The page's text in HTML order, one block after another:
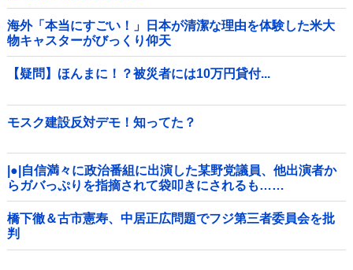
海外「本当にすごい！」日本が清潔な理由を体験した米大
物キャスターがびっくり仰天
【疑問】ほんまに！？被災者には10万円貸付...
モスク建設反対デモ！知ってた？
|●|自信満々に政治番組に出演した某野党議員、他出演者か
らガバっぷりを指摘されて袋叩きにされるも……
橋下徹＆古市憲寿、中居正広問題でフジ第三者委員会を批
判